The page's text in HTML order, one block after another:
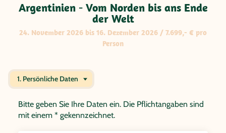
Argentinien - Vom Norden bis ans Ende
der Welt
24. November 2026 bis 16. Dezember 2026 / 7.699,- € pro
Person
1. Persönliche Daten
Bitte geben Sie Ihre Daten ein. Die Pflichtangaben sind
mit einem * gekennzeichnet.